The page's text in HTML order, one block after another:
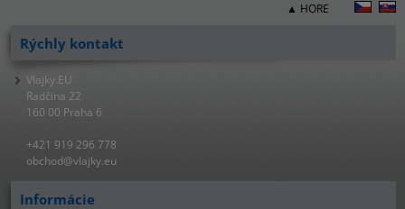
▲ HORE
Rýchly kontakt
Vlajky.EU
Radčina 22
160 00 Praha 6
+421 919 296 778
obchod@vlajky.eu
Informácie